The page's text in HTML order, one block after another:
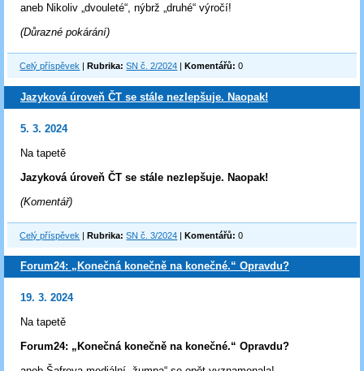
aneb Nikoliv „dvouleté“, nýbrž „druhé“ výročí!
(Důrazné pokárání)
Celý příspěvek |Rubrika: SN č. 2/2024 |Komentářů: 0
Jazyková úroveň ČT se stále nezlepšuje. Naopak!
5. 3. 2024
Na tapetě
Jazyková úroveň ČT se stále nezlepšuje. Naopak!
(Komentář)
Celý příspěvek |Rubrika: SN č. 3/2024 |Komentářů: 0
Forum24: „Konečná konečně na konečné.“ Opravdu?
19. 3. 2024
Na tapetě
Forum24: „Konečná konečně na konečné.“ Opravdu?